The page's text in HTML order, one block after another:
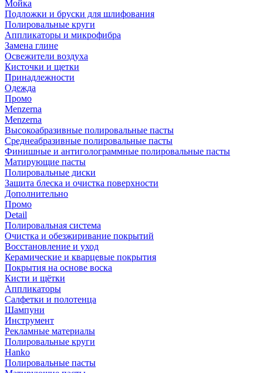
Мойка
Подложки и бруски для шлифования
Полировальные круги
Аппликаторы и микрофибра
Замена глине
Освежители воздуха
Кисточки и щетки
Принадлежности
Одежда
Промо
Menzerna
Menzerna
Высокоабразивные полировальные пасты
Среднеабразивные полировальные пасты
Финишные и антиголограммные полировальные пасты
Матирующие пасты
Полировальные диски
Защита блеска и очистка поверхности
Дополнительно
Промо
Detail
Полировальная система
Очистка и обезжиривание покрытий
Восстановление и уход
Керамические и кварцевые покрытия
Покрытия на основе воска
Кисти и щётки
Аппликаторы
Салфетки и полотенца
Шампуни
Инструмент
Рекламные материалы
Полировальные круги
Hanko
Полировальные пасты